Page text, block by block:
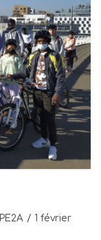
1 février